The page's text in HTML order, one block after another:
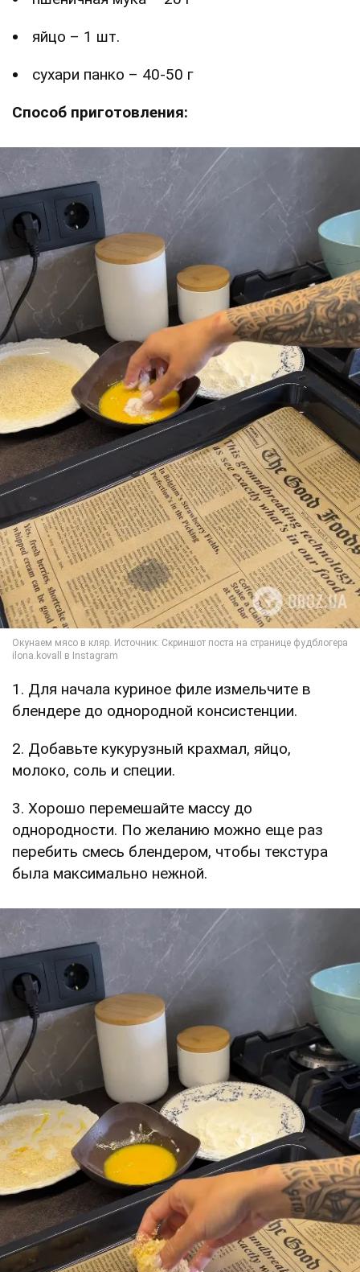
яйцо – 1 шт.
сухари панко – 40-50 г
Способ приготовления:
1. Для начала куриное филе измельчите в
блендере до однородной консистенции.
2. Добавьте кукурузный крахмал, яйцо,
молоко, соль и специи.
3. Хорошо перемешайте массу до
однородности. По желанию можно еще раз
перебить смесь блендером, чтобы текстура
была максимально нежной.